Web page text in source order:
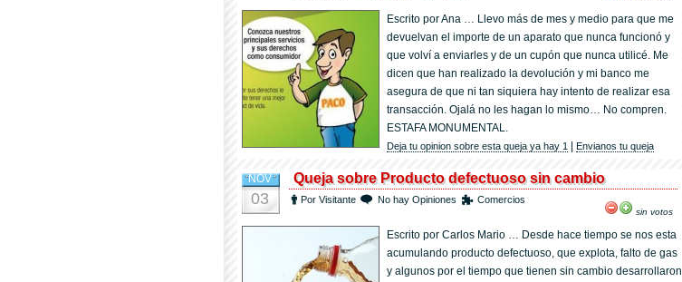
Escrito por Ana … Llevo más de mes y medio para que me
devuelvan el importe de un aparato que nunca funcionó y
que volví a enviarles y de un cupón que nunca utilicé. Me
dicen que han realizado la devolución y mi banco me
asegura de que ni tan siquiera hay intento de realizar esa
transacción. Ojalá no les hagan lo mismo… No compren.
ESTAFA MONUMENTAL.
Deja tu opinion sobre esta queja ya hay 1 Envianos tu queja
NOV
03
Queja sobre Producto defectuoso sin cambio
Por Visitante No hay Opiniones Comercios
sin votos
Escrito por Carlos Mario … Desde hace tiempo se nos esta
acumulando producto defectuoso, que explota, falto de gas
y algunos por el tiempo que tienen sin cambio desarrollaron